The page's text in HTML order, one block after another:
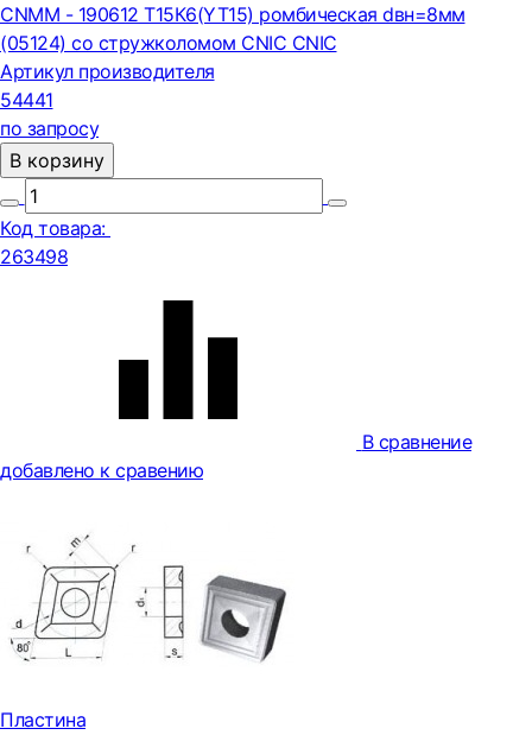
CNMM - 190612 Т15К6(YT15) ромбическая dвн=8мм
(05124) со стружколомом CNIC CNIC
Артикул производителя
54441
по запросу
В корзину
Код товара:
263498
В сравнение
добавлено к сравению
Пластина